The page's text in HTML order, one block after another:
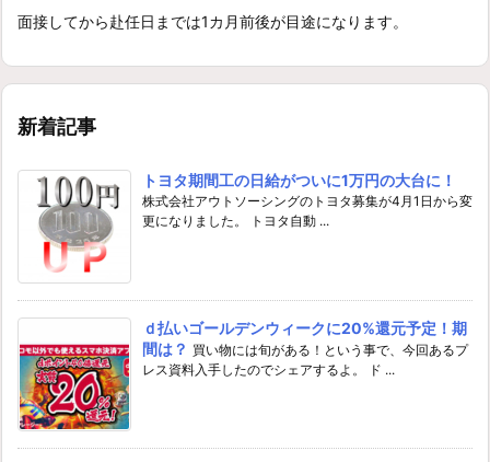
面接してから赴任日までは1カ月前後が目途になります。
新着記事
トヨタ期間工の日給がついに1万円の大台に！
株式会社アウトソーシングのトヨタ募集が4月1日から変
更になりました。 トヨタ自動 ...
ｄ払いゴールデンウィークに20%還元予定！期
間は？ 買い物には旬がある！という事で、今回あるプ
レス資料入手したのでシェアするよ。 ド ...